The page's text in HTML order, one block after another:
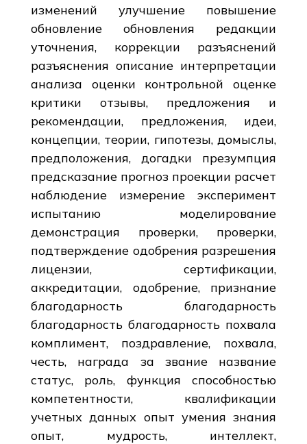
изменений улучшение повышение
обновление обновления редакции
уточнения, коррекции разъяснений
разъяснения описание интерпретации
анализа оценки контрольной оценке
критики отзывы, предложения и
рекомендации, предложения, идеи,
концепции, теории, гипотезы, домыслы,
предположения, догадки презумпция
предсказание прогноз проекции расчет
наблюдение измерение эксперимент
испытанию моделирование
демонстрация проверки, проверки,
подтверждение одобрения разрешения
лицензии, сертификации,
аккредитации, одобрение, признание
благодарность благодарность
благодарность благодарность похвала
комплимент, поздравление, похвала,
честь, награда за звание название
статус, роль, функция способностью
компетентности, квалификации
учетных данных опыт умения знания
опыт, мудрость, интеллект,